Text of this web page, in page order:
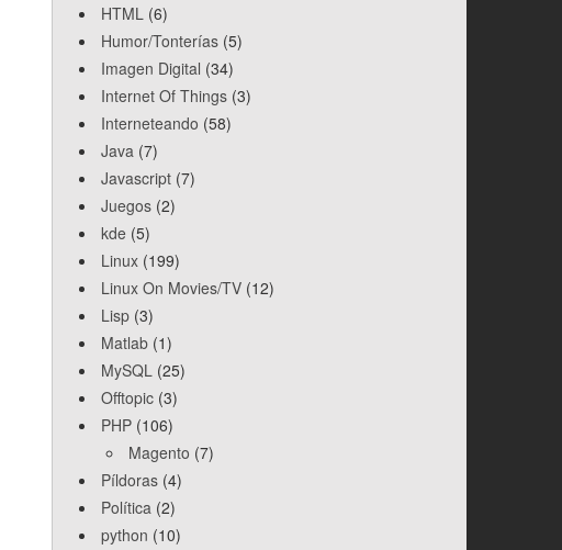
HTML (6)
Humor/Tonterías (5)
Imagen Digital (34)
Internet Of Things (3)
Interneteando (58)
Java (7)
Javascript (7)
Juegos (2)
kde (5)
Linux (199)
Linux On Movies/TV (12)
Lisp (3)
Matlab (1)
MySQL (25)
Offtopic (3)
PHP (106)
Magento (7)
Píldoras (4)
Política (2)
python (10)